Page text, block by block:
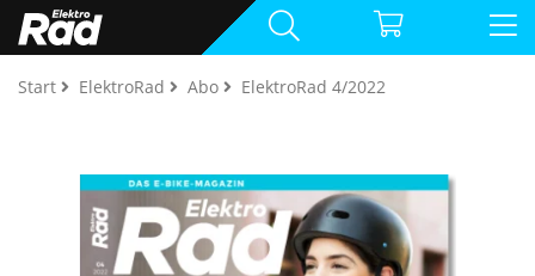
Start ElektroRad Abo ElektroRad 4/2022